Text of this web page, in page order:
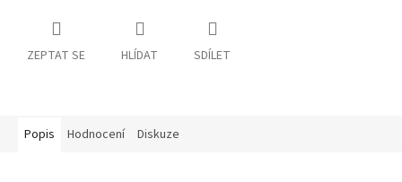
ZEPTAT SE HLÍDAT SDÍLET
Popis Hodnocení Diskuze